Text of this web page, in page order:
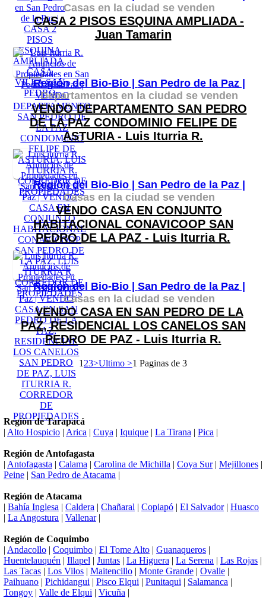
Casas en la ciudad se venden
CASA 2 PISOS ESQUINA AMPLIADA -
Juan Tamarin
Región del Bio-Bio | San Pedro de la Paz |
Departamentos en la ciudad se venden
VENDO DEPARTAMENTO SAN PEDRO
DE LA PAZ CONDOMINIO FELIPE DE
ASTURIA - Luis Iturria R.
Región del Bio-Bio | San Pedro de la Paz |
Casas en la ciudad se venden
VENDO CASA EN CONJUNTO
HABITACIONAL CONAVICOOP SAN
PEDRO DE LA PAZ - Luis Iturria R.
Región del Bio-Bio | San Pedro de la Paz |
Casas en la ciudad se venden
VENDO CASA EN SAN PEDRO DE LA
PAZ, RESIDENCIAL LOS CANELOS SAN
PEDRO DE PAZ - Luis Iturria R.
1 23>Ultimo >1 Paginas de 3
Región de Tarapacá
| Alto Hospicio | Arica | Cuya | Iquique | La Tirana | Pica |
Región de Antofagasta
| Antofagasta | Calama | Carolina de Michilla | Coya Sur| Mejillones |
Peine | San Pedro de Atacama |
Región de Atacama
| Bahía Inglesa | Caldera | Chañaral | Copiapó | El Salvador| Huasco
| La Angostura | Vallenar|
Región de Coquimbo
| Andacollo | Coquimbo | El Tome Alto | Guanaqueros |
Huentelauquén | Illapel | Juntas | La Higuera | La Serena | Las Rojas |
Las Tacas | Los Vilos | Maitencillo | Monte Grande | Ovalle |
Paihuano | Pichidangui | Pisco Elqui | Punitaqui | Salamanca |
Tongoy | Valle de Elqui | Vicuña |